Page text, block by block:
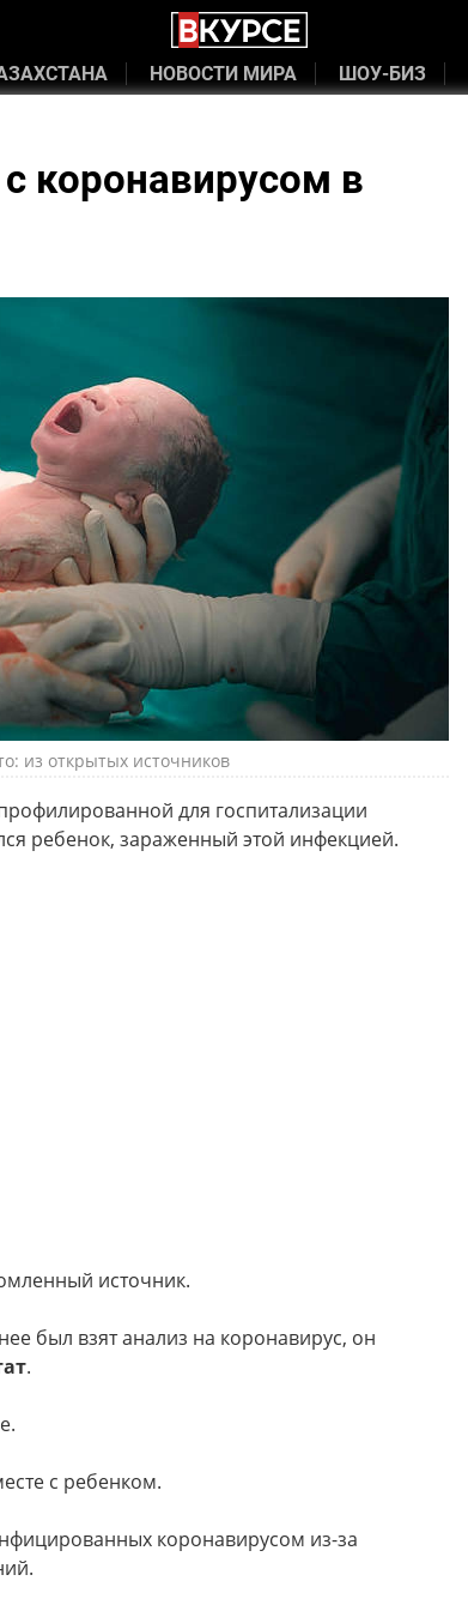
НОВОСТИ МИРА ШОУ-БИЗ
коронавирусом в
из открытых источников
для госпитализации
ребенок, зараженный этой инфекцией.
источник.
был взят анализ на коронавирус, он
.
с ребенком.
коронавирусом из-за